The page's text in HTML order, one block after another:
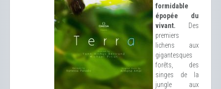
formidable
épopée du
vivant. Des
premiers
lichens aux
gigantesques
forêts, des
singes de la
jungle aux